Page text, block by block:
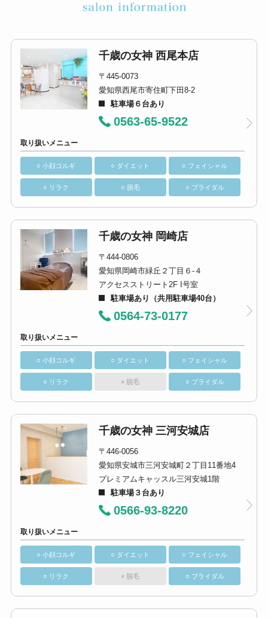
千歳の女神 西尾本店
〒445-0073
愛知県西尾市寄住町下田8-2
駐車場６台あり
0563-65-9522
取り扱いメニュー
○ 小顔コルギ ○ ダイエット ○ フェイシャル
○ リラク ○ 脱毛 ○ ブライダル
千歳の女神 岡崎店
〒444-0806
愛知県岡崎市緑丘２丁目６-４
アクセスストリート2F I号室
駐車場あり（共用駐車場40台）
0564-73-0177
取り扱いメニュー
○ 小顔コルギ ○ ダイエット ○ フェイシャル
○ リラク × 脱毛 ○ ブライダル
千歳の女神 三河安城店
〒446-0056
愛知県安城市三河安城町２丁目11番地4
プレミアムキャッスル三河安城1階
駐車場３台あり
0566-93-8220
取り扱いメニュー
○ 小顔コルギ ○ ダイエット ○ フェイシャル
○ リラク × 脱毛 ○ ブライダル